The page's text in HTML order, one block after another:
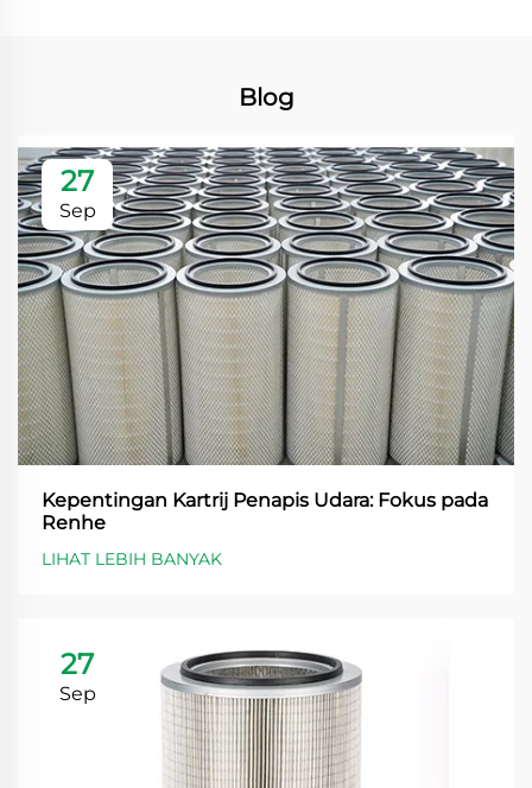
Blog
27
Sep
Kepentingan Kartrij Penapis Udara: Fokus pada
Renhe
LIHAT LEBIH BANYAK
27
Sep